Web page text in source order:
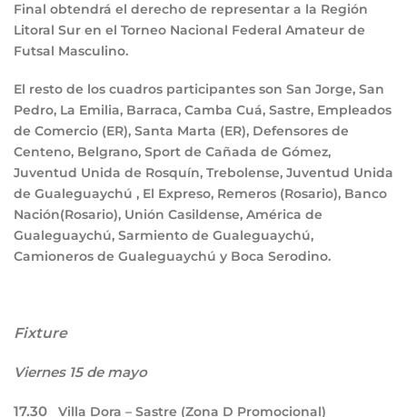
Final obtendrá el derecho de representar a la Región
Litoral Sur en el Torneo Nacional Federal Amateur de
Futsal Masculino.
El resto de los cuadros participantes son San Jorge, San
Pedro, La Emilia, Barraca, Camba Cuá, Sastre, Empleados
de Comercio (ER), Santa Marta (ER), Defensores de
Centeno, Belgrano, Sport de Cañada de Gómez,
Juventud Unida de Rosquín, Trebolense, Juventud Unida
de Gualeguaychú , El Expreso, Remeros (Rosario), Banco
Nación(Rosario), Unión Casildense, América de
Gualeguaychú, Sarmiento de Gualeguaychú,
Camioneros de Gualeguaychú y Boca Serodino.
Fixture
Viernes 15 de mayo
17.30 Villa Dora – Sastre (Zona D Promocional)